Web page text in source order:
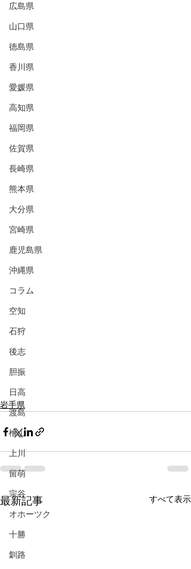
広島県
山口県
徳島県
香川県
愛媛県
高知県
福岡県
佐賀県
長崎県
熊本県
大分県
宮崎県
鹿児島県
沖縄県
コラム
空知
石狩
後志
胆振
日高
渡島
檜山
上川
留萌
宗谷
オホーツク
十勝
釧路
岩手県
最新記事 すべて表示